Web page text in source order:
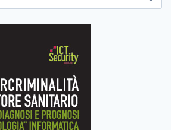
THOUGHTS:
L’EVOLUZIONE
CYBERSECURITY